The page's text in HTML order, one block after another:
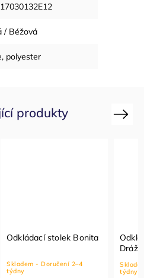
/ Béžová
polyester
produkty
Odkládací stolek Bonita
Skladem - Doručení 2–4
týdny
týdny
Next